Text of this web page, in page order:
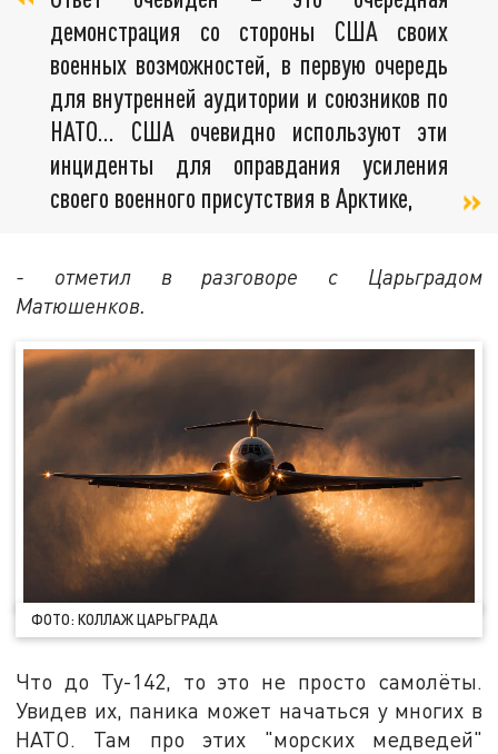
демонстрация со стороны США своих
военных возможностей, в первую очередь
для внутренней аудитории и союзников по
НАТО… США очевидно используют эти
инциденты для оправдания усиления
своего военного присутствия в Арктике,
- отметил в разговоре с Царьградом
Матюшенков.
ФОТО: КОЛЛАЖ ЦАРЬГРАДА
Что до Ту-142, то это не просто самолёты.
Увидев их, паника может начаться у многих в
НАТО. Там про этих "морских медведей"